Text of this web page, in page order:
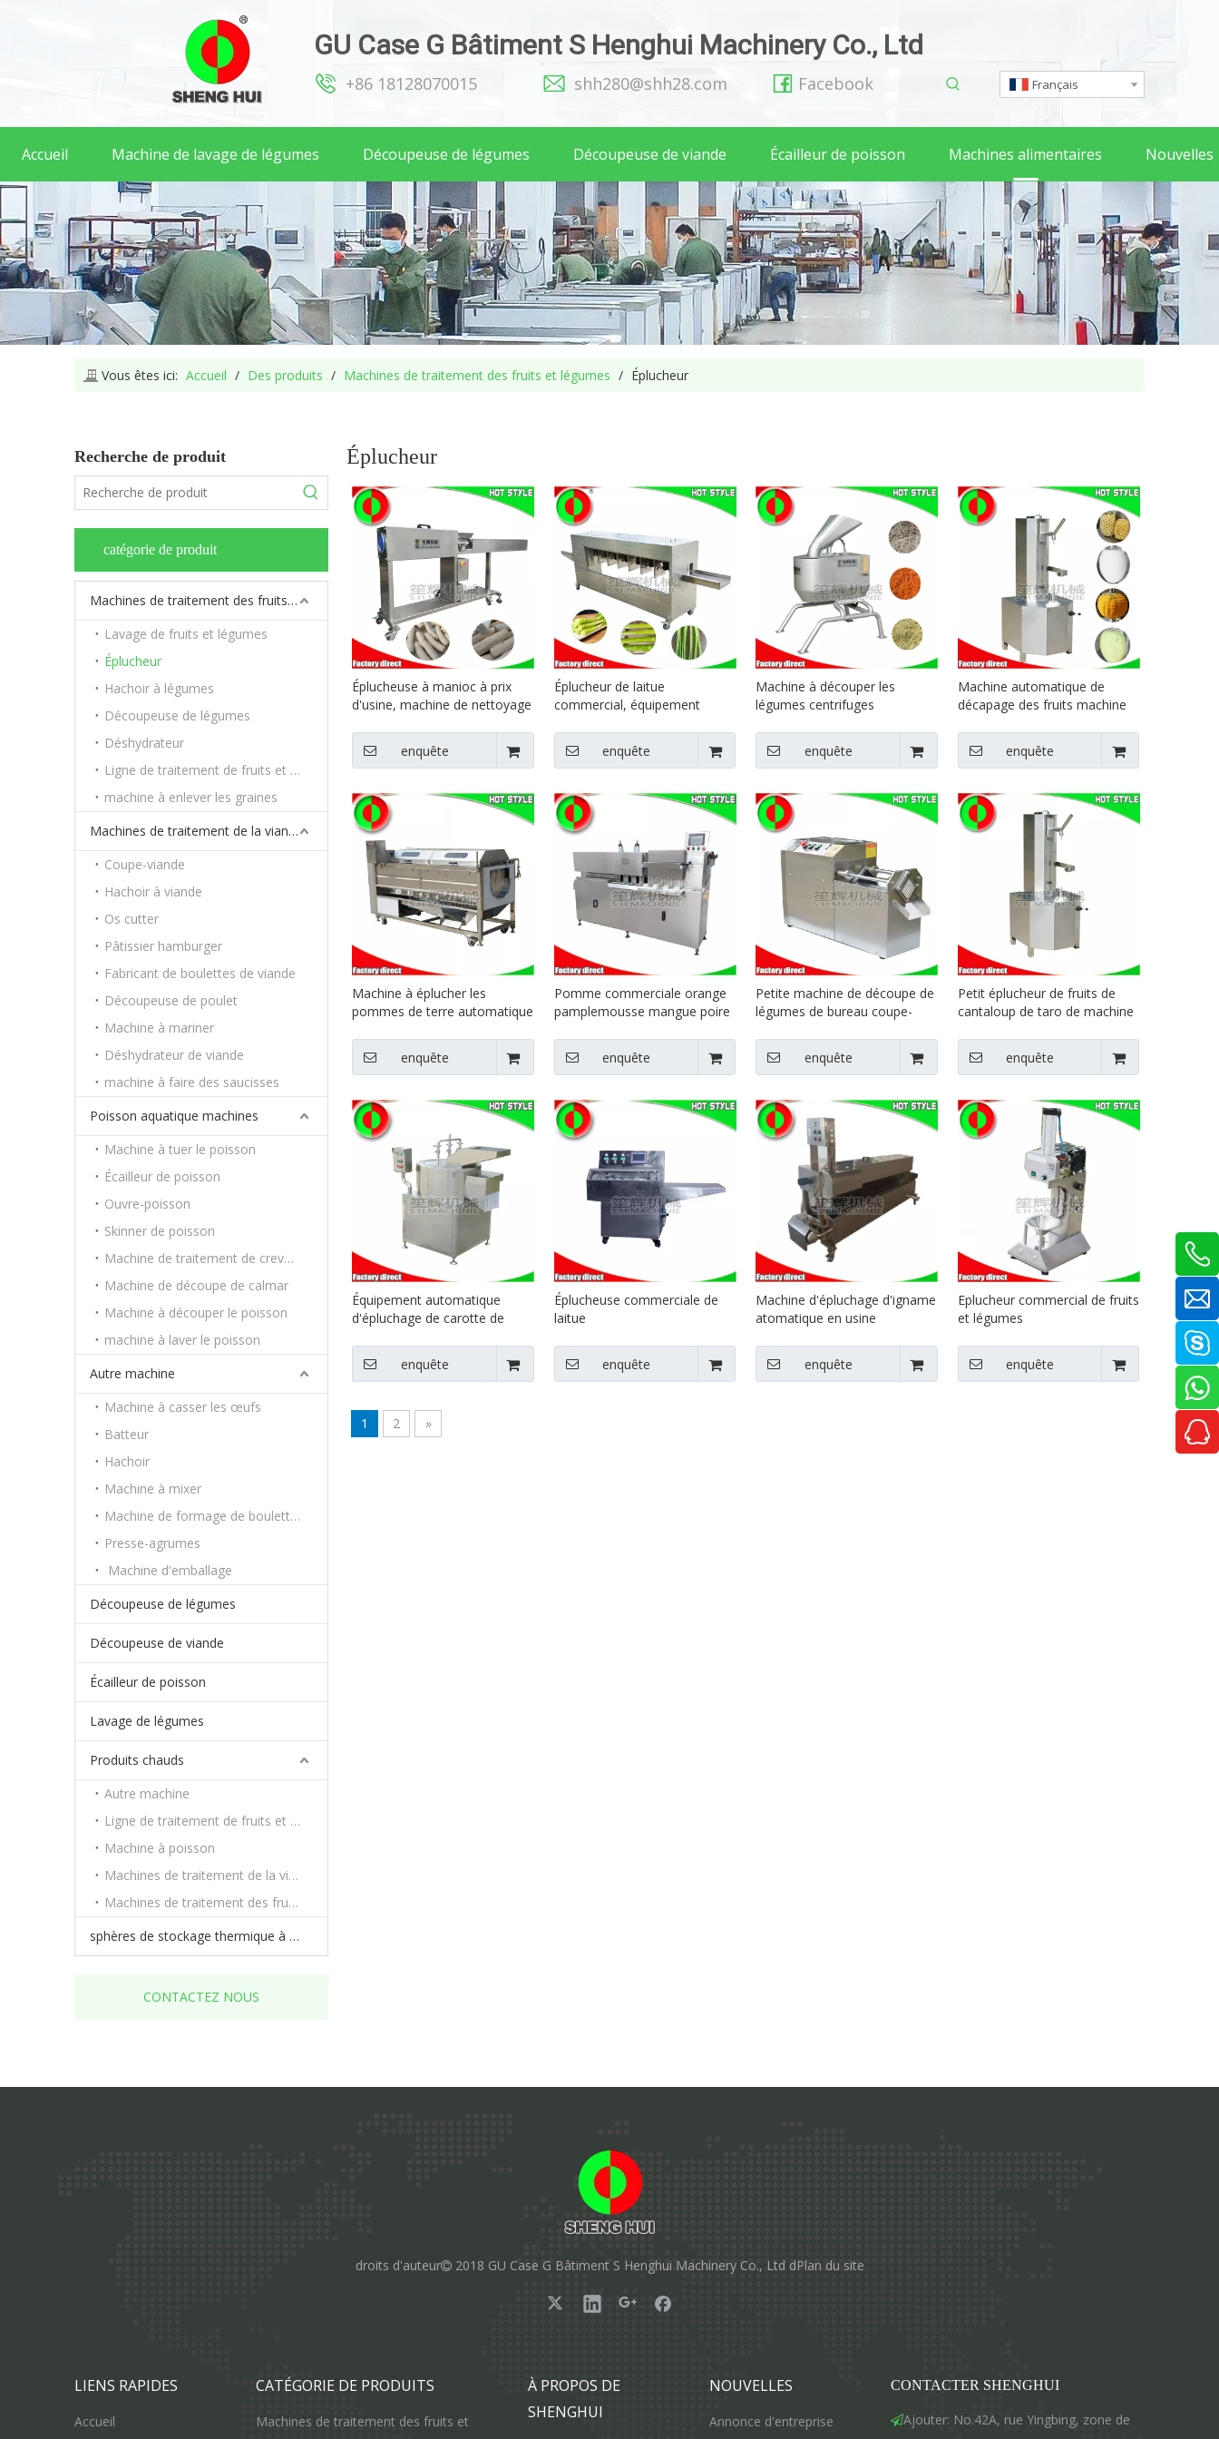
GU Case G Bâtiment S Henghui Machinery Co., Ltd
+86 18128070015 shh280@shh28.com Facebook Français
Accueil Machine de lavage de légumes Découpeuse de légumes Découpeuse de viande Écailleur de poisson Machines alimentaires Nouvelles
Vous êtes ici: Accueil / Des produits / Machines de traitement des fruits et légumes / Éplucheur
Recherche de produit
catégorie de produit
Machines de traitement des fruits et légumes
Lavage de fruits et légumes
Éplucheur
Hachoir à légumes
Découpeuse de légumes
Déshydrateur
Ligne de traitement de fruits et légumes
machine à enlever les graines
Machines de traitement de la viande
Coupe-viande
Hachoir à viande
Os cutter
Pâtissier hamburger
Fabricant de boulettes de viande
Découpeuse de poulet
Machine à mariner
Déshydrateur de viande
machine à faire des saucisses
Poisson aquatique machines
Machine à tuer le poisson
Écailleur de poisson
Ouvre-poisson
Skinner de poisson
Machine de traitement de crevettes
Machine de découpe de calmar
Machine à découper le poisson
machine à laver le poisson
Autre machine
Machine à casser les œufs
Batteur
Hachoir
Machine à mixer
Machine de formage de boulettes
Presse-agrumes
Machine d'emballage
Découpeuse de légumes
Découpeuse de viande
Écailleur de poisson
Lavage de légumes
Produits chauds
Autre machine
Ligne de traitement de fruits et légumes
Machine à poisson
Machines de traitement de la viande
Machines de traitement des fruits et légumes
sphères de stockage thermique à changement de phase
CONTACTEZ NOUS
Éplucheur
Éplucheuse à manioc à prix
d'usine, machine de nettoyage
manioc
enquête
Éplucheur de laitue
commercial, équipement
équipement alimentaire de
laitue
enquête
Machine à découper les
légumes centrifuges
machine à découper les
enquête
Machine automatique de
décapage des fruits machine
fruits ananas pamplemousse
enquête
Machine à éplucher les
pommes de terre automatique
éplucher le manioc Taro aux
enquête
Pomme commerciale orange
pamplemousse mangue poire
carotteuse machine
enquête
Petite machine de découpe de
légumes de bureau coupe-
enquête
Petit éplucheur de fruits de
cantaloup de taro de machine
enquête
Équipement automatique
d'épluchage de carotte de
de couteauenquête
Éplucheuse commerciale de
laitue
enquête
Machine d'épluchage d'igname
atomatique en usine
enquête
Eplucheur commercial de fruits
et légumes
enquête
1 2 »
droits d'auteur2018 GU Case G Bâtiment S Henghui Machinery Co., Ltd dPlan du site
LIENS RAPIDES
Accueil
CATÉGORIE DE PRODUITS
Machines de traitement des fruits et
À PROPOS DE
SHENGHUI
NOUVELLES
Annonce d'entreprise
CONTACTER SHENGHUI
Ajouter: No.42A, rue Yingbing, zone de